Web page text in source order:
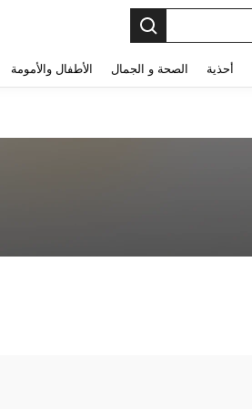
أحذية الصحة و الجمال الأطفال والأمومة